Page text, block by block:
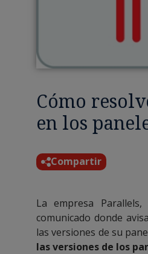
Cómo
en los
Compartir
La empresa
comunicado donde
las versiones de su
las versiones de los